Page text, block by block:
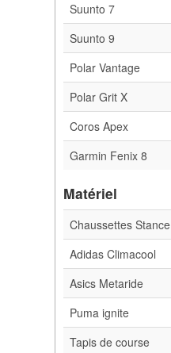
Suunto 7
Suunto 9
Polar Vantage
Polar Grit X
Coros Apex
Garmin Fenix 8
Matériel
Chaussettes Stance
Adidas Climacool
Asics Metaride
Puma ignite
Tapis de course